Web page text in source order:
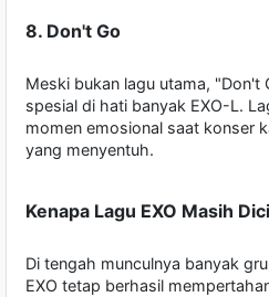
8. Don't Go
Meski bukan lagu utama, "Don't
spesial di hati banyak EXO-L.
momen emosional saat konser
yang menyentuh.
Kenapa Lagu EXO Masih
Di tengah munculnya banyak
EXO tetap berhasil